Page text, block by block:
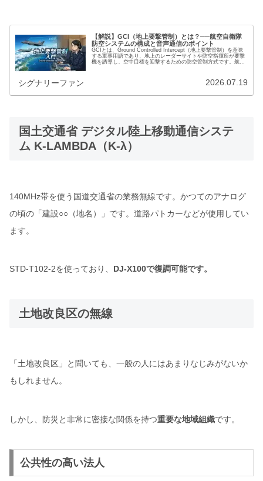
【解説】GCI（地上要撃管制）とは？──航空自衛隊
防空システムの構成と音声通信のポイント
GCIとは、Ground Controlled Intercept（地上要撃管制）を意味
する軍事用語であり、地上のレーダーサイトや防空指揮所が要撃
機を誘導し、空中目標を迎撃するための防空管制方式です。航空
シグナリーファン 2026.07.19
国土交通省 デジタル陸上移動通信システ
ム K-LAMBDA（K-λ）
140MHz帯を使う国道交通省の業務無線です。かつてのアナログ
の頃の「建設○○（地名）」です。道路パトカーなどが使用してい
ます。
STD-T102-2を使っており、 DJ-X100で復調可能です。
土地改良区の無線
「土地改良区」と聞いても、一般の人にはあまりなじみがないか
もしれません。
しかし、防災と非常に密接な関係を持つ重要な地域組織です。
公共性の高い法人